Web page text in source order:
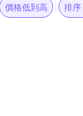
價格低到高 排序